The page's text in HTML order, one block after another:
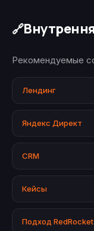
🔗
Рекомендуемые
Лендинг
Яндекс Директ
CRM
Кейсы
Подход RedRocket